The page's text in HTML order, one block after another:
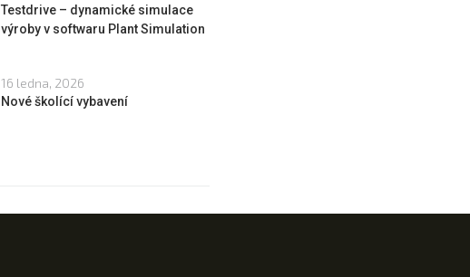
Testdrive – dynamické simulace
výroby v softwaru Plant Simulation
16 ledna, 2026
Nové školící vybavení